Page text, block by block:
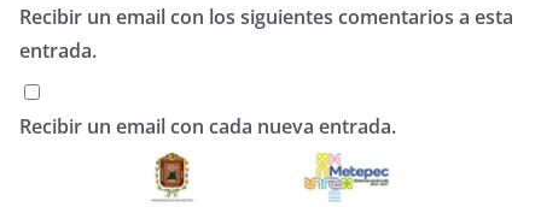
Recibir un email con los siguientes comentarios a esta
entrada.
Recibir un email con cada nueva entrada.